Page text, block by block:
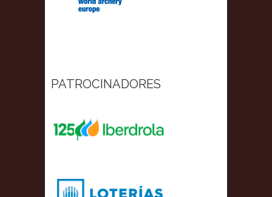
PATROCINADORES